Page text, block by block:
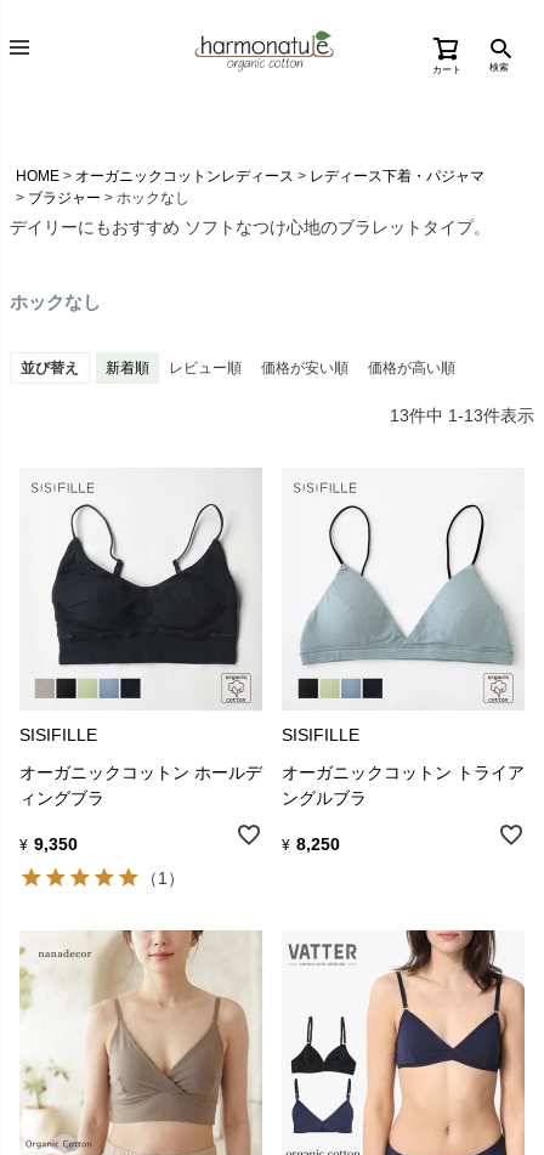
カート 検索
HOME オーガニックコットンレディース
レディース下着・パジャマ
ブラジャー
ホックなし
デイリーにもおすすめ ソフトなつけ心地のブラレットタイプ。
ホックなし
並び替え 新着順 レビュー順 価格が安い順 価格が高い順
13件中 1-13件表示
SISIFILLE
オーガニックコットン ホールデ
ィングブラ
¥ 9,350
（1）
SISIFILLE
オーガニックコットン トライア
ングルブラ
¥ 8,250